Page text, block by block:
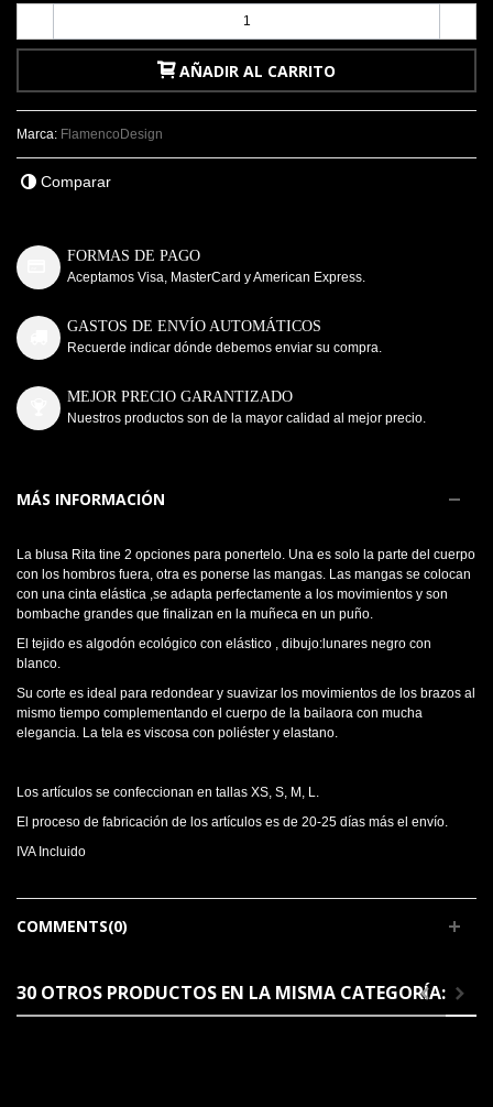
AÑADIR AL CARRITO
Marca: FlamencoDesign
Comparar
FORMAS DE PAGO
Aceptamos Visa, MasterCard y American Express.
GASTOS DE ENVÍO AUTOMÁTICOS
Recuerde indicar dónde debemos enviar su compra.
MEJOR PRECIO GARANTIZADO
Nuestros productos son de la mayor calidad al mejor precio.
MÁS INFORMACIÓN
La blusa Rita tine 2 opciones para ponertelo. Una es solo la parte del cuerpo
con los hombros fuera, otra es ponerse las mangas. Las mangas se colocan
con una cinta elástica ,se adapta perfectamente a los movimientos y son
bombache grandes que finalizan en la muñeca en un puño.
El tejido es algodón ecológico con elástico , dibujo:lunares negro con
blanco.
Su corte es ideal para redondear y suavizar los movimientos de los brazos al
mismo tiempo complementando el cuerpo de la bailaora con mucha
elegancia. La tela es viscosa con poliéster y elastano.
Los artículos se confeccionan en tallas XS, S, M, L.
El proceso de fabricación de los artículos es de 20-25 días más el envío.
IVA Incluido
COMMENTS(0)
30 OTROS PRODUCTOS EN LA MISMA CATEGORÍA: